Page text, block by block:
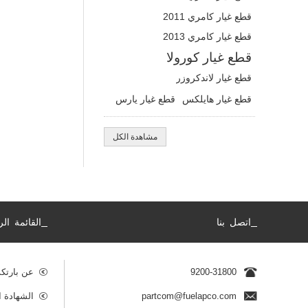
قطع غيار كامري 2011
قطع غيار كامري 2013
قطع غيار كورولا
قطع غيار لاندكروزر
قطع غيار هايلكس قطع غيار يارس
مشاهدة الكل
اتصل بنا
9200-31800
partcom@fuelapco.com
القائمة
عن
الشهادة